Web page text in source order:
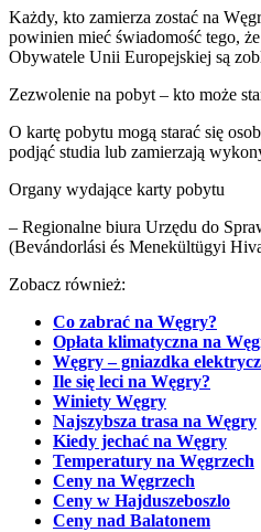
Każdy, kto zamierza zostać na
powinien mieć świadomość tego,
Obywatele Unii Europejskiej są
Zezwolenie na pobyt – kto może
O kartę pobytu mogą starać się
podjąć studia lub zamierzają
Organy wydające karty pobytu
– Regionalne biura Urzędu do
(Bevándorlási és Menekültügyi
Zobacz również:
Co zabrać na Węgry?
Opłata klimatyczna na
Węgry – gniazdka
Ile się leci na Węgry?
Winiety Węgry
Najszybsza trasa na Węgry
Kiedy jechać na Węgry
Temperatury na Węgrzech
Ceny na Węgrzech
Ceny w Hajduszeboszlo
Ceny nad Balatonem